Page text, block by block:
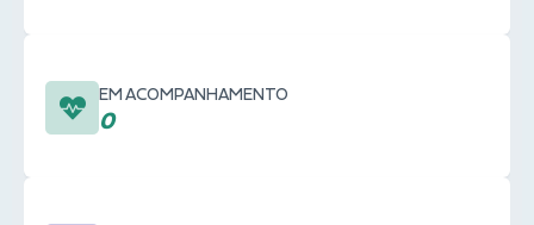
EM ACOMPANHAMENTO
0